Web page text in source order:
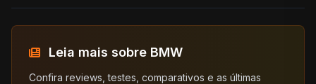
Leia mais sobre BMW
Confira reviews, testes, comparativos e as últimas